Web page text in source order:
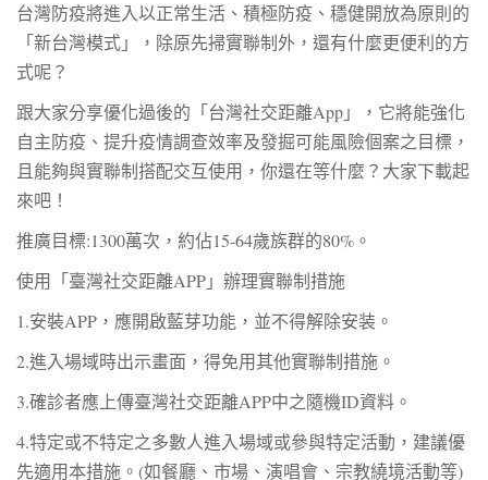
台灣防疫將進入以正常生活、積極防疫、穩健開放為原則的
「新台灣模式」，除原先掃實聯制外，還有什麼更便利的方
式呢？
跟大家分享優化過後的「台灣社交距離App」，它將能強化
自主防疫、提升疫情調查效率及發掘可能風險個案之目標，
且能夠與實聯制搭配交互使用，你還在等什麼？大家下載起
來吧！
推廣目標:1300萬次，約佔15-64歲族群的80%。
使用「臺灣社交距離APP」辦理實聯制措施
1.安裝APP ，應開啟藍芽功能，並不得解除安装。
2.進入場域時出示畫面，得免用其他實聯制措施。
3.確診者應上傳臺灣社交距離APP中之隨機ID資料。
4.特定或不特定之多數人進入場域或參與特定活動，建議優
先適用本措施。(如餐廳、市場、演唱會、宗教繞境活動等)